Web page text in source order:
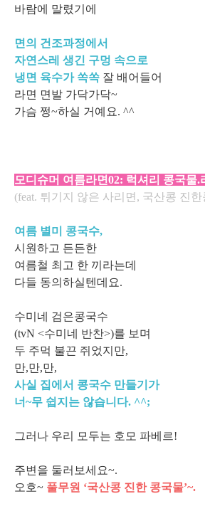
바람에 말렸기에
면의 건조과정에서
자연스레 생긴 구멍 속으로
냉면 육수가 쏙쏙 잘 배어들어
라면 면발 가닥가닥~
가슴 쩡~하실 거예요. ^^
모디슈머 여름라면02: 럭셔리 콩국물.
(feat. 튀기지 않은 사리면, 국산콩 진
여름 별미 콩국수,
시원하고 든든한
여름철 최고 한 끼라는데
다들 동의하실텐데요.
수미네 검은콩국수
(tvN <수미네 반찬>)를 보며
두 주먹 불끈 쥐었지만,
만,만,만,
사실 집에서 콩국수 만들기가
너~무 쉽지는 않습니다. ^^;
그러나 우리 모두는 호모 파베르!
주변을 둘러보세요~.
오호~ 풀무원 ‘국산콩 진한 콩국물’~.